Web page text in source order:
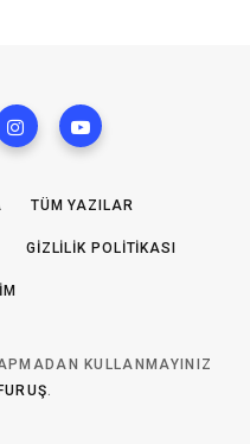
TÜM YAZILAR
GIZLILIK POLITIKASI
KULLANMAYINIZ